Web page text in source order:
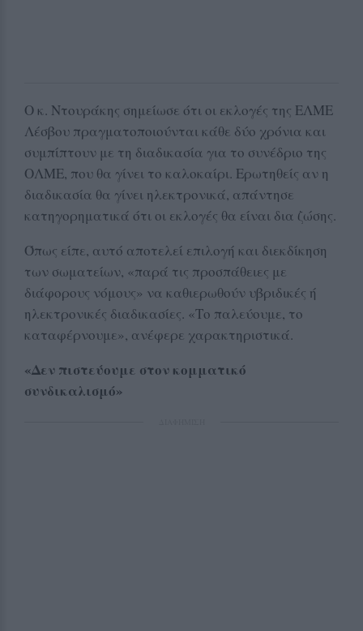
Ο κ. Ντουράκης σημείωσε ότι οι εκλογές της ΕΛΜΕ
Λέσβου πραγματοποιούνται κάθε δύο χρόνια και
συμπίπτουν με τη διαδικασία για το συνέδριο της
ΟΛΜΕ, που θα γίνει το καλοκαίρι. Ερωτηθείς αν η
διαδικασία θα γίνει ηλεκτρονικά, απάντησε
κατηγορηματικά ότι οι εκλογές θα είναι δια ζώσης.
Όπως είπε, αυτό αποτελεί επιλογή και διεκδίκηση
των σωματείων, «παρά τις προσπάθειες με
διάφορους νόμους» να καθιερωθούν υβριδικές ή
ηλεκτρονικές διαδικασίες. «Το παλεύουμε, το
καταφέρνουμε», ανέφερε χαρακτηριστικά.
«Δεν πιστεύουμε στον κομματικό
συνδικαλισμό»